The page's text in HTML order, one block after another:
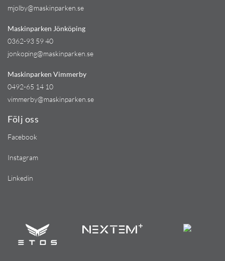
mjolby@maskinparken.se
Maskinparken Jönköping
0362-93 59 40
jonkoping@maskinparken.se
Maskinparken Vimmerby
0492-65 14 10
vimmerby@maskinparken.se
Följ oss
Facebook
Instagram
Linkedin